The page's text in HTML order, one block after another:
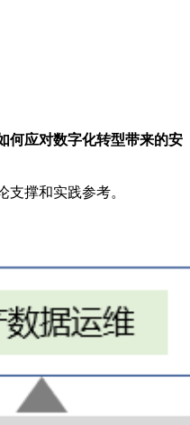
何应对数字化转型带来的安
撑和实践参考。